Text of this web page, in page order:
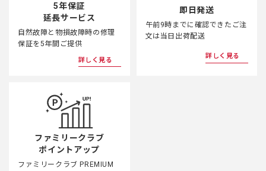
5年保証
延長サービス
自然故障と物損故障時の修理
保証を5年間ご提供
詳しく見る
即日発送
午前9時までに確認できたご注
文は当日出荷配送
詳しく見る
ファミリークラブ
ポイントアップ
ファミリークラブ PREMIUM